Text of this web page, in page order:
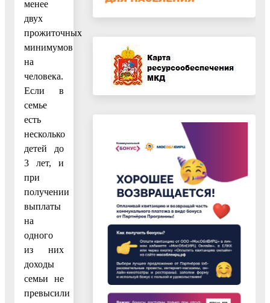
менее
двух
прожиточных
минимумов
на
человека.
Если в
семье
есть
несколько
детей до
3 лет, и
при
получении
выплаты
на
одного
из них
доходы
семьи не
превысили